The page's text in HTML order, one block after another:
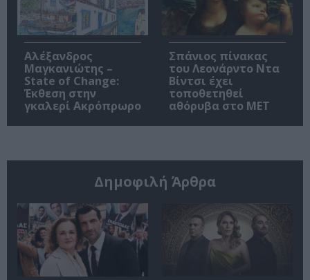
Αλέξανδρος
Μαγκανιώτης –
State of Change:
Έκθεση στην
γκαλερί Ακρόπρωρο
Σπάνιος πίνακας
του Λεονάρντο Ντα
Βίντσι έχει
τοποθετηθεί
αθόρυβα στο MET
Δημοφιλή Άρθρα